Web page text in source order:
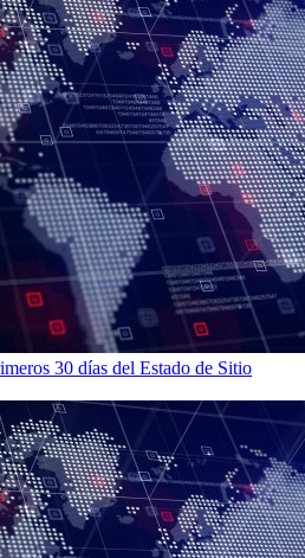
30 días del Estado de Sitio